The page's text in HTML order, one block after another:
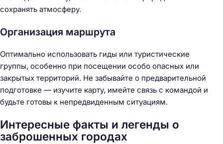
сохранять атмосферу.
Организация маршрута
Оптимально использовать гиды или туристические
группы, особенно при посещении особо опасных или
закрытых территорий. Не забывайте о предварительной
подготовке — изучите карту, имейте связь с командой и
будьте готовы к непредвиденным ситуациям.
Интересные факты и легенды о
заброшенных городах
а
т
и
: